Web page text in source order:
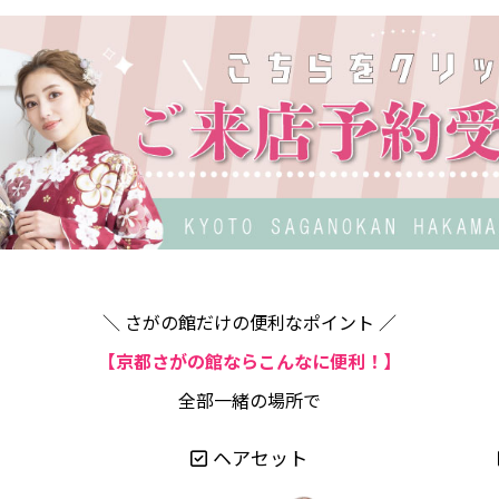
＼ さがの館だけの便利なポイント ／
【京都さがの館ならこんなに便利！】
全部一緒の場所で
ヘアセット